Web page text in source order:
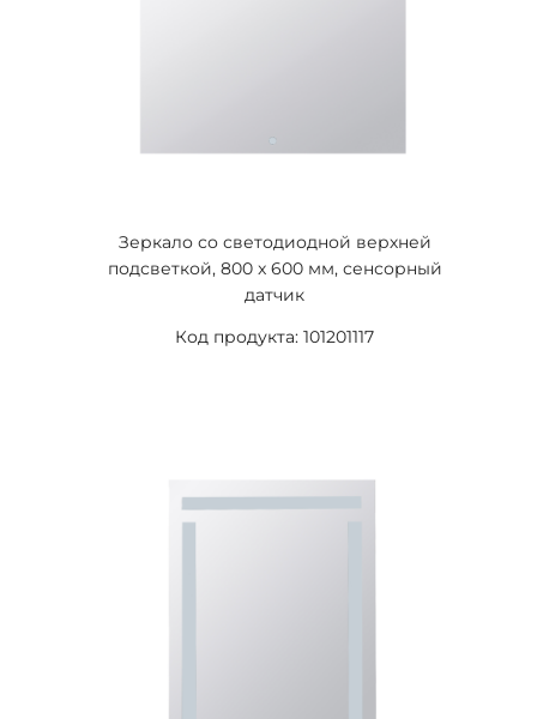
Зеркало со светодиодной верхней
подсветкой, 800 x 600 мм, сенсорный
датчик
Код продукта: 101201117